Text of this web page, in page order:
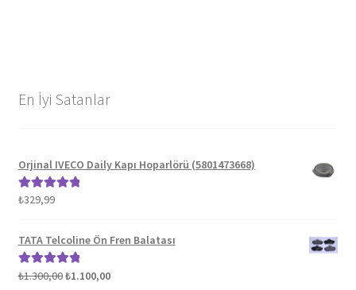
En İyi Satanlar
Orjinal IVECO Daily Kapı Hoparlörü (5801473668)
5 üzerinden
₺329,99
TATA Telcoline Ön Fren Balatası
5 üzerinden
₺1.300,00Orijinal
₺1.100,00Şu